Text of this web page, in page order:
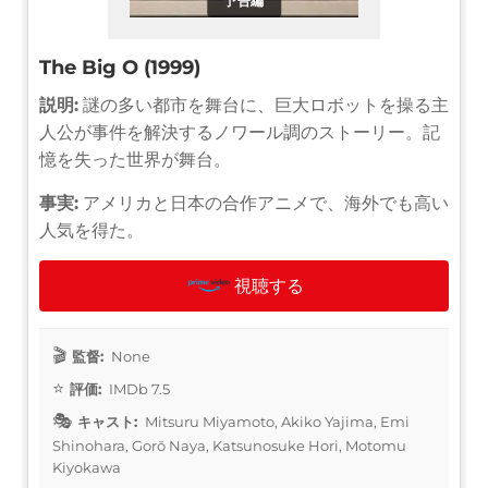
The Big O (1999)
説明: 謎の多い都市を舞台に、巨大ロボットを操る主
人公が事件を解決するノワール調のストーリー。記
憶を失った世界が舞台。
事実: アメリカと日本の合作アニメで、海外でも高い
人気を得た。
視聴する
監督: None
評価: IMDb 7.5
キャスト: Mitsuru Miyamoto, Akiko Yajima, Emi
Shinohara, Gorō Naya, Katsunosuke Hori, Motomu
Kiyokawa